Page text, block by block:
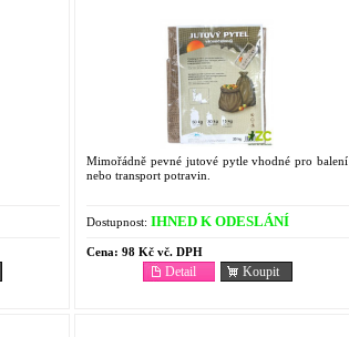
Mimořádně pevné jutové pytle vhodné pro balení
nebo transport potravin.
Dostupnost: IHNED K ODESLÁNÍ
Cena: 98 Kč vč. DPH
Koupit
Detail